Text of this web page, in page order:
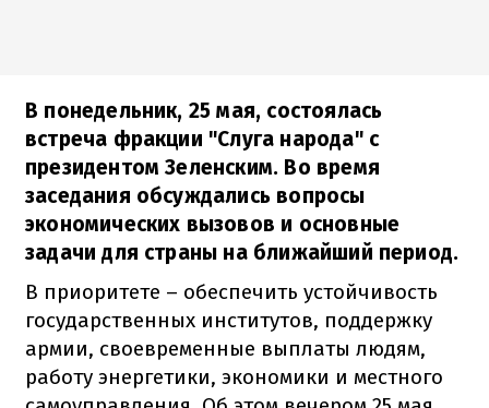
В понедельник, 25 мая, состоялась
встреча фракции "Слуга народа" с
президентом Зеленским. Во время
заседания обсуждались вопросы
экономических вызовов и основные
задачи для страны на ближайший период.
В приоритете – обеспечить устойчивость
государственных институтов, поддержку
армии, своевременные выплаты людям,
работу энергетики, экономики и местного